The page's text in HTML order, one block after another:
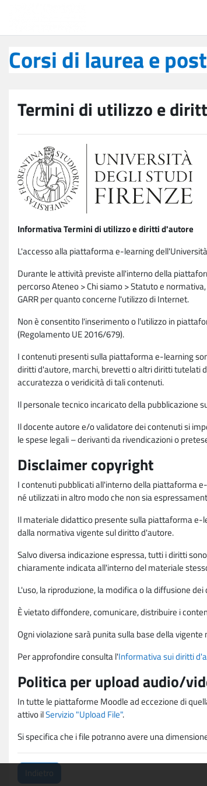
Corsi di laurea e
Termini di utilizzo e
Informativa Termini di utilizzo e diritti d'autore
L'accesso alla piattaforma e-learning
Durante le attività previste all'interno della
percorso Ateneo > Chi siamo > Statuto e
GARR per quanto concerne l'utilizzo di Internet.
Non è consentito l'inserimento o l'utilizzo in
(Regolamento UE 2016/679).
I contenuti presenti sulla piattaforma e-learning
diritti d'autore, marchi, brevetti o altri diritti tutelati
accuratezza o veridicità di tali contenuti.
Il personale tecnico incaricato della pubblicazione
Il docente autore e/o validatore dei contenuti si
le spese legali – derivanti da rivendicazioni o
Disclaimer copyright
I contenuti pubblicati all'interno della piattaforma
né utilizzati in altro modo che non sia
Il materiale didattico presente sulla piattaforma e-
dalla normativa vigente sul diritto d'autore.
Salvo diversa indicazione espressa, tutti i diritti
chiaramente indicata all'interno del materiale
L'uso, la riproduzione, la modifica o la diffusione
È vietato diffondere, comunicare, distribuire i
Ogni violazione sarà punita sulla base della
Per approfondire consulta l'Informativa sui diritti
Politica per upload audio/
In tutte le piattaforme Moodle ad eccezione di
attivo ilServizio "Upload File".
Si specifica che i file potranno avere una
Indietro